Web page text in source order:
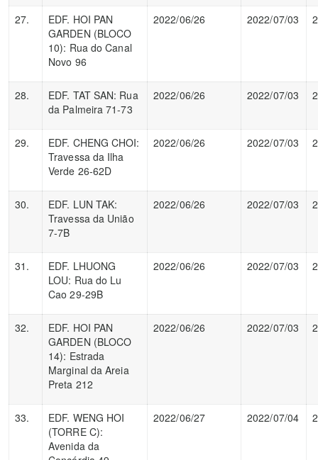
27.
EDF. HOI PAN
GARDEN (BLOCO
10): Rua do Canal
Novo 96
2022/06/26 2022/07/03
28.
EDF. TAT SAN: Rua
da Palmeira 71-73
2022/06/26 2022/07/03
29.
EDF. CHENG CHOI:
Travessa da Ilha
Verde 26-62D
2022/06/26 2022/07/03
30.
EDF. LUN TAK:
Travessa da União
7-7B
2022/06/26 2022/07/03
31.
EDF. LHUONG
LOU: Rua do Lu
Cao 29-29B
2022/06/26 2022/07/03
32.
EDF. HOI PAN
GARDEN (BLOCO
14): Estrada
Marginal da Areia
Preta 212
2022/06/26 2022/07/03
33.
EDF. WENG HOI
(TORRE C):
Avenida da
2022/06/27 2022/07/04